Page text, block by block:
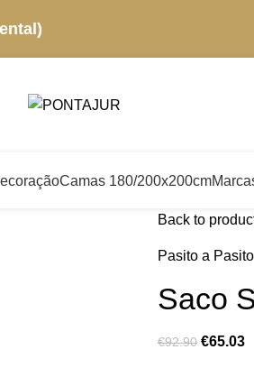
Camas 180/200x200cm
Back to
Pasito a Pasito
Saco
€92.90 €65.03